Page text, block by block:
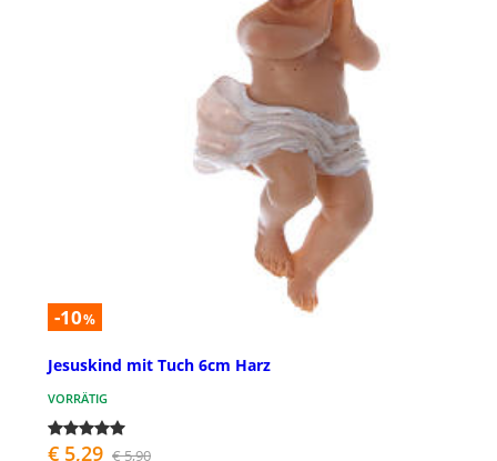
-10%
Jesuskind mit Tuch 6cm Harz
VORRÄTIG
€ 5,29 € 5,90